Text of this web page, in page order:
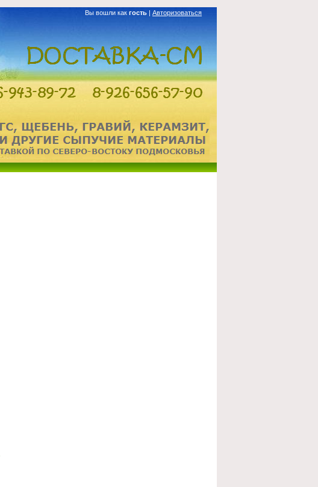
Вы вошли как гость | Авторизоваться